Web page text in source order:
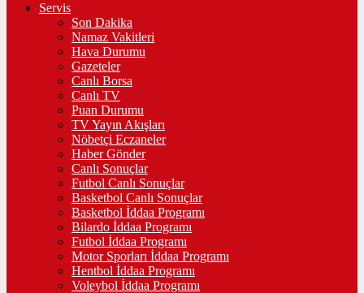
Servis
Son Dakika
Namaz Vakitleri
Hava Durumu
Gazeteler
Canlı Borsa
Canlı TV
Puan Durumu
TV Yayın Akışları
Nöbetçi Eczaneler
Haber Gönder
Canlı Sonuçlar
Futbol Canlı Sonuçlar
Basketbol Canlı Sonuçlar
Basketbol İddaa Programı
Bilardo İddaa Programı
Futbol İddaa Programı
Motor Sporları İddaa Programı
Hentbol İddaa Programı
Voleybol İddaa Programı